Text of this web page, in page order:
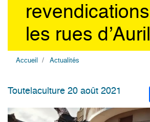
les rues
Accueil Actualités
Toutelaculture 20 août 2021